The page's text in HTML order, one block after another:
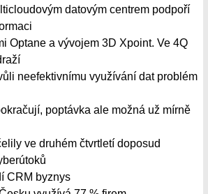
datovým centrem podpoří
Optane a vývojem 3D Xpoint. Ve 4Q
neefektivnímu využívání dat problém
poptávka ale možná už mírně
ve druhém čtvrtletí doposud
CRM byznys